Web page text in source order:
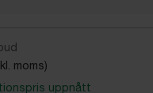
moms)
uppnått